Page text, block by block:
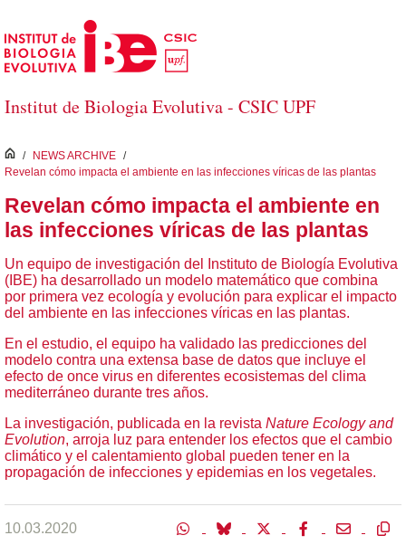
Skip to Main Content
Institut de Biologia Evolutiva - CSIC UPF
inici
/ NEWS ARCHIVE /
Revelan cómo impacta el ambiente en las infecciones víricas de las plantas
Revelan cómo impacta el ambiente en
las infecciones víricas de las plantas
Un equipo de investigación del Instituto de Biología Evolutiva
(IBE) ha desarrollado un modelo matemático que combina
por primera vez ecología y evolución para explicar el impacto
del ambiente en las infecciones víricas en las plantas.
En el estudio, el equipo ha validado las predicciones del
modelo contra una extensa base de datos que incluye el
efecto de once virus en diferentes ecosistemas del clima
mediterráneo durante tres años.
La investigación, publicada en la revista Nature Ecology and
Evolution, arroja luz para entender los efectos que el cambio
climático y el calentamiento global pueden tener en la
propagación de infecciones y epidemias en los vegetales.
10.03.2020